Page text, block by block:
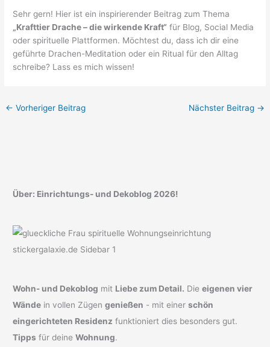
Sehr gern! Hier ist ein inspirierender Beitrag zum Thema
„Krafttier Drache – die wirkende Kraft“ für Blog, Social Media
oder spirituelle Plattformen. Möchtest du, dass ich dir eine
geführte Drachen-Meditation oder ein Ritual für den Alltag
schreibe? Lass es mich wissen!
← Vorheriger Beitrag Nächster Beitrag →
Über: Einrichtungs- und Dekoblog 2026!
Wohn- und Dekoblog mit Liebe zum Detail. Dieeigenen vier
Wände in vollen Zügengenießen - mit einerschön
eingerichteten Residenz funktioniert dies besonders gut.
Tipps für deineWohnung.